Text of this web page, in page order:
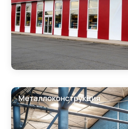
Металлоконструкция